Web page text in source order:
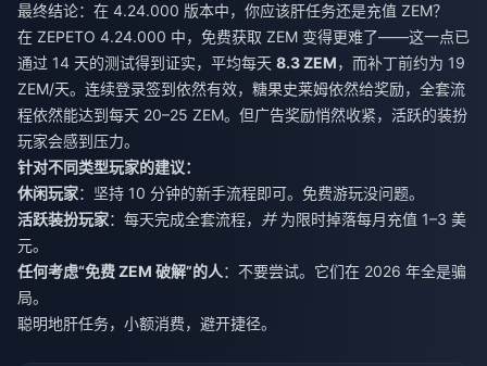
最终结论：在 4.24.000 版本中，你应该肝任务还是充值 ZEM？
在 ZEPETO 4.24.000 中，免费获取 ZEM 变得更难了——这一点已
通过 14 天的测试得到证实，平均每天 8.3 ZEM，而补丁前约为 19
ZEM/天。连续登录签到依然有效，糖果史莱姆依然给奖励，全套流
程依然能达到每天 20–25 ZEM。但广告奖励悄然收紧，活跃的装扮
玩家会感到压力。
针对不同类型玩家的建议：
休闲玩家：坚持 10 分钟的新手流程即可。免费游玩没问题。
活跃装扮玩家：每天完成全套流程， 并为限时掉落每月充值 1–3 美
元。
任何考虑“免费 ZEM 破解”的人：不要尝试。它们在 2026 年全是骗
局。
聪明地肝任务，小额消费，避开捷径。